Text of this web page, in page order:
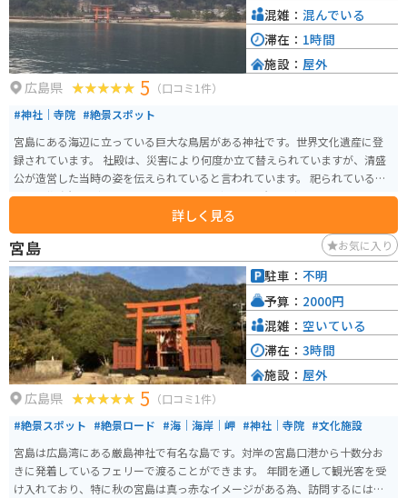
広島県 5 （口コミ1件）
#神社｜寺院 #絶景スポット
宮島にある海辺に立っている巨大な鳥居がある神社です。世界文化遺産に登
録されています。 社殿は、災害により何度か立て替えられていますが、清盛
公が造営した当時の姿を伝えられていると言われています。 祀られているの
は「市杵島姫命（いちきしまひめのみこと）「田心姫命（たごりひめのみこ
と）」「湍津姫命（たきつひめのみこと）」の3柱で、三女神と呼ばれていま
す。 ご利益は様々あると言われていますが「勝負ごと」「海上運行・交通安
全」「縁結び」「財福・芸能」などがあります。
詳しく見る
混雑： 混んでいる
滞在： 1時間
施設： 屋外
宮島 お気に入り
広島県 5 （口コミ1件）
#絶景スポット #絶景ロード #海｜海岸｜岬 #神社｜寺院 #文化施設
宮島は広島湾にある厳島神社で有名な島です。対岸の宮島口港から十数分お
きに発着しているフェリーで渡ることができます。 年間を通して観光客を受
け入れており、特に秋の宮島は真っ赤なイメージがある為、訪問するには季
駐車： 不明
予算： 2000円
混雑： 空いている
滞在： 3時間
施設： 屋外